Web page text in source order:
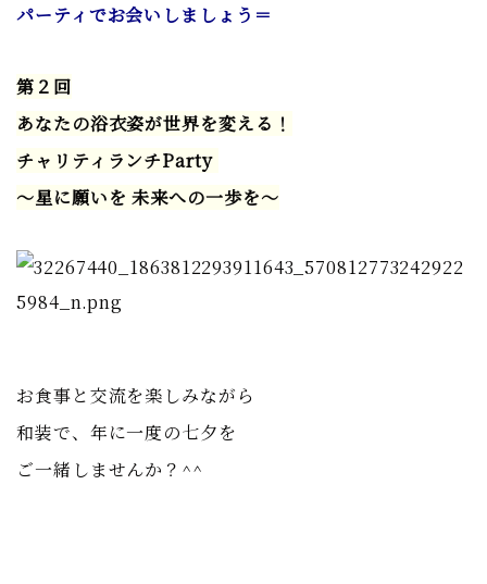
パーティでお会いしましょう＝
第２回
あなたの浴衣姿が世界を変える！
チャリティランチParty
〜星に願いを 未来への一歩を〜
お食事と交流を楽しみながら
和装で、年に一度の七夕を
ご一緒しませんか？^^